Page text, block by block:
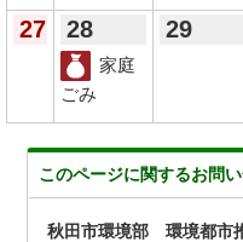
27 28
家庭
ごみ
29
このページに関するお問
秋田市環境部 環境都市